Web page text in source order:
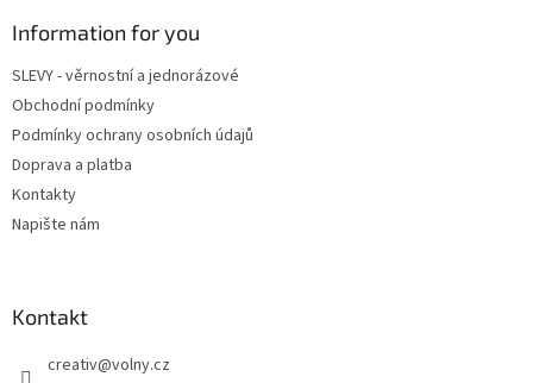
Information for you
SLEVY - věrnostní a jednorázové
Obchodní podmínky
Podmínky ochrany osobních údajů
Doprava a platba
Kontakty
Napište nám
Kontakt
creativ@volny.cz